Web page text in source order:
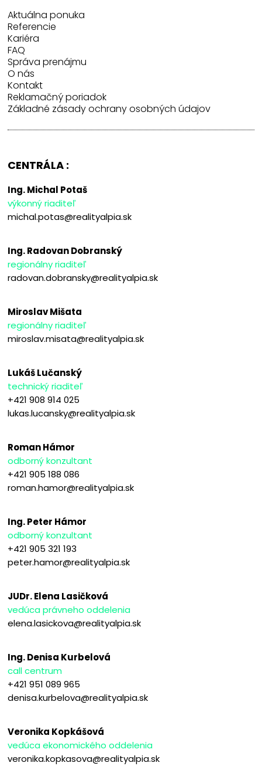
Aktuálna ponuka
Referencie
Kariéra
FAQ
Správa prenájmu
O nás
Kontakt
Reklamačný poriadok
Základné zásady ochrany osobných údajov
CENTRÁLA :
Ing. Michal Potaš
výkonný riaditeľ
michal.potas@realityalpia.sk
Ing. Radovan Dobranský
regionálny riaditeľ
radovan.dobransky@realityalpia.sk
Miroslav Mišata
regionálny riaditeľ
miroslav.misata@realityalpia.sk
Lukáš Lučanský
technický riaditeľ
+421 908 914 025
lukas.lucansky@realityalpia.sk
Roman Hámor
odborný konzultant
+421 905 188 086
roman.hamor@realityalpia.sk
Ing. Peter Hámor
odborný konzultant
+421 905 321 193
peter.hamor@realityalpia.sk
JUDr. Elena Lasičková
vedúca právneho oddelenia
elena.lasickova@realityalpia.sk
Ing. Denisa Kurbelová
call centrum
+421 951 089 965
denisa.kurbelova@realityalpia.sk
Veronika Kopkášová
vedúca ekonomického oddelenia
veronika.kopkasova@realityalpia.sk